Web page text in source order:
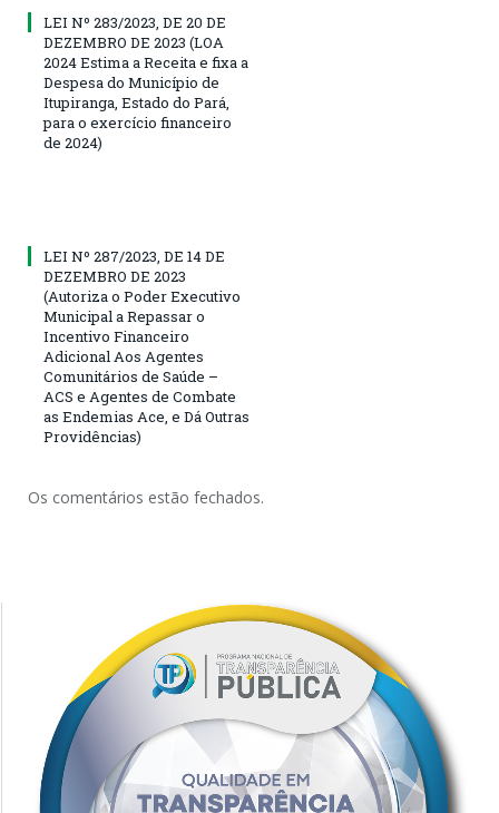
LEI Nº 283/2023, DE 20 DE
DEZEMBRO DE 2023 (LOA
2024 Estima a Receita e fixa a
Despesa do Município de
Itupiranga, Estado do Pará,
para o exercício financeiro
de 2024)
LEI Nº 287/2023, DE 14 DE
DEZEMBRO DE 2023
(Autoriza o Poder Executivo
Municipal a Repassar o
Incentivo Financeiro
Adicional Aos Agentes
Comunitários de Saúde –
ACS e Agentes de Combate
as Endemias Ace, e Dá Outras
Providências)
Os comentários estão fechados.